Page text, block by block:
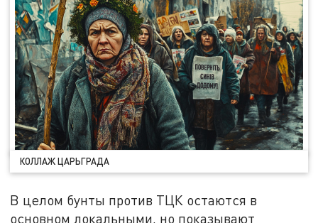
КОЛЛАЖ ЦАРЬГРАДА
В целом бунты против ТЦК остаются в
основном локальными, но показывают